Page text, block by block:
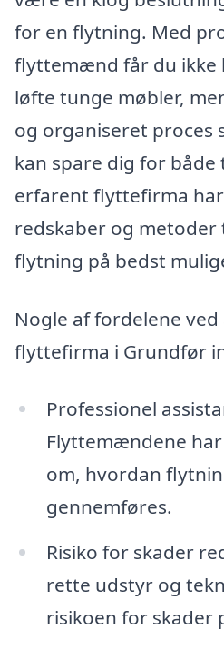
for en flytning. Med
flyttemænd får du
løfte tunge møbler,
og organiseret proces
kan spare dig for både
erfarent flyttefirma
redskaber og
flytning på bedst
Nogle af fordelene
flyttefirma i Grundfør
Professionel
Flyttemændene
om, hvordan
gennemføres.
Risiko for skader
rette udstyr og
risikoen for skader